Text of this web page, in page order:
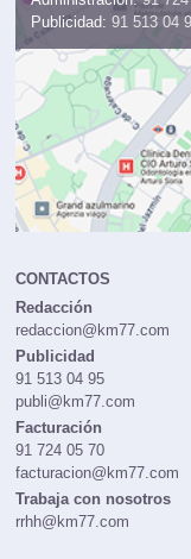
Administración:91 724
Publicidad:
CONTACTOS
Redacción
redaccion@km77.com
Publicidad
91 513 04 95
publi@km77.com
Facturación
91 724 05 70
facturacion@km77.com
Trabaja con nosotros